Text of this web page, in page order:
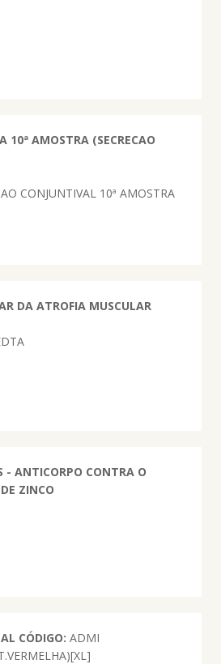
10ª AMOSTRA (SECRECAO
CONJUNTIVAL 10ª AMOSTRA
DA ATROFIA MUSCULAR
- ANTICORPO CONTRA O
ZINCO
CÓDIGO: ADMI